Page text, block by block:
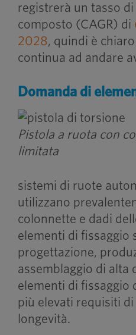
registrerà un tasso
composto (CAGR) di
2028, quindi è
continua ad andare
Domanda di
Pistola a ruota con
limitata
sistemi di ruote
utilizzano
colonnette e dadi
elementi di fissaggio
progettazione,
assemblaggio di alta
elementi di fissaggio
più elevati requisiti
longevità.